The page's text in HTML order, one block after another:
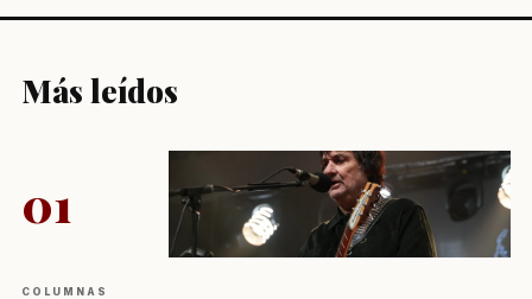
Más leídos
01
COLUMNAS